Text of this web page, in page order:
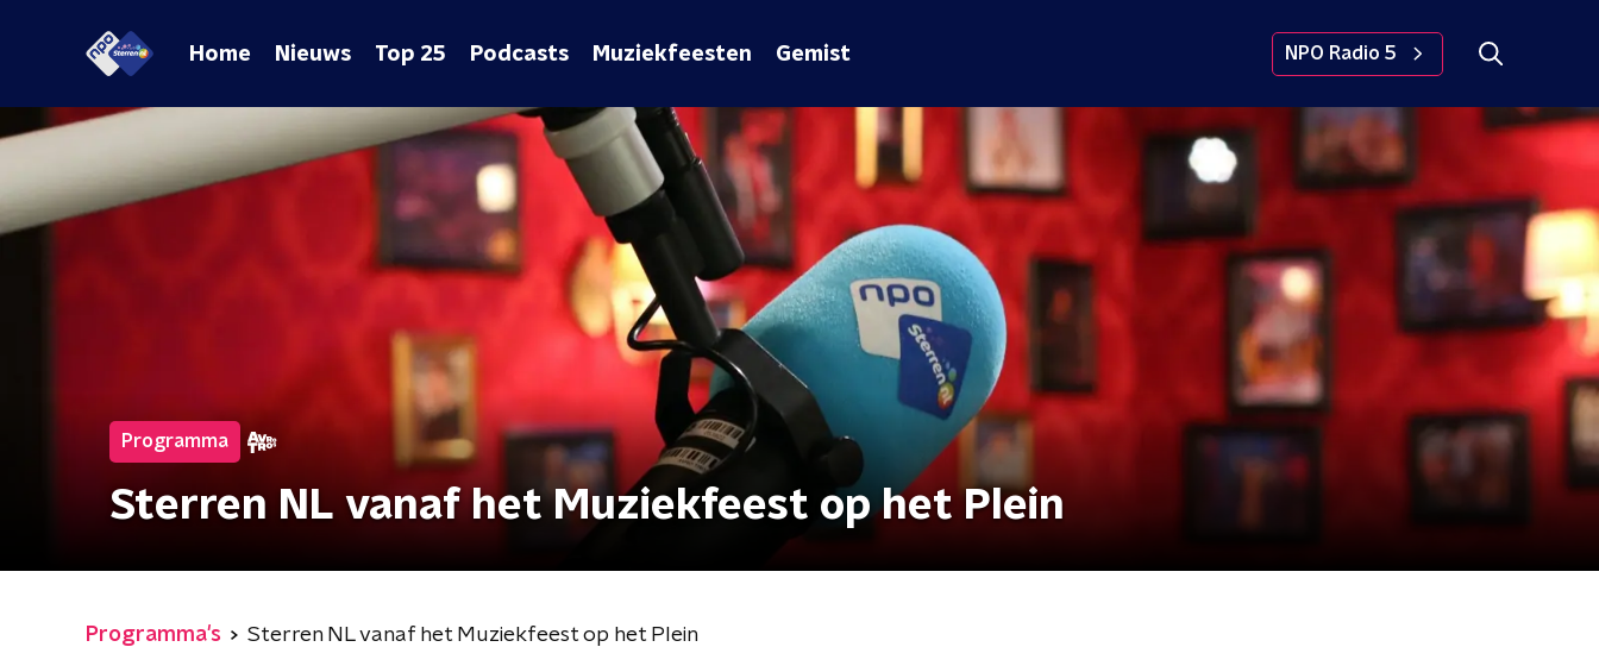
Home Nieuws Top 25 Podcasts Muziekfeesten Gemist NPO Radio 5
Programma
Sterren NL vanaf het Muziekfeest op het Plein
Programma's Sterren NL vanaf het Muziekfeest op het Plein